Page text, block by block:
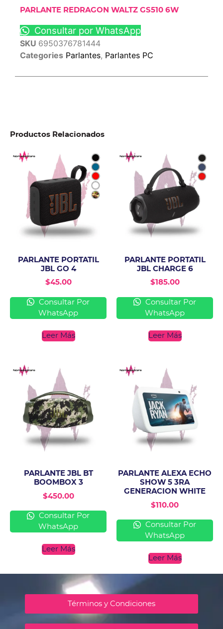
PARLANTE REDRAGON WALTZ GS510 6W
Consultar por WhatsApp
SKU 6950376781444
Categories Parlantes, Parlantes PC
Productos Relacionados
PARLANTE PORTATIL
JBL GO 4
$45.00
Consultar Por
WhatsApp
Leer Más
PARLANTE PORTATIL
JBL CHARGE 6
$185.00
Consultar Por
WhatsApp
Leer Más
PARLANTE JBL BT
BOOMBOX 3
$450.00
Consultar Por
WhatsApp
Leer Más
PARLANTE ALEXA ECHO
SHOW 5 3RA
GENERACION WHITE
$110.00
Consultar Por
WhatsApp
Leer Más
Términos y Condiciones